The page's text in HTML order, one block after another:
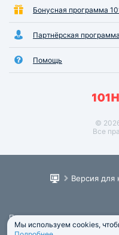
Бонусная программа
Партнёрская
Помощь
©
Все
Версия для
Пользовательское соглашение
Юридическая информация
Мы используем cookies,